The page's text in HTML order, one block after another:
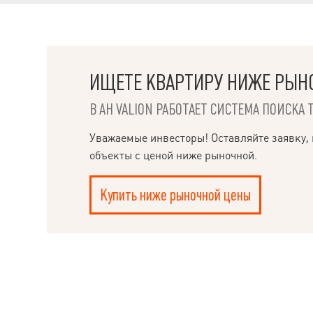
ИЩЕТЕ КВАРТИРУ НИЖЕ
В АН VALION РАБОТАЕТ СИСТЕМА ПОИСКА
Уважаемые инвесторы! Оставляйте
объекты с ценой ниже рыночной.
Купить ниже рыночной цены
НАПИСАТЬ
РУКОВОДИТЕЛЮ